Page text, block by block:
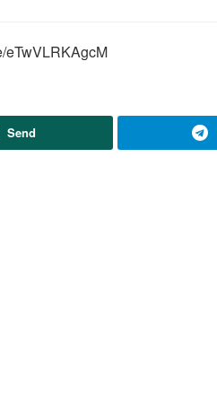
eTwVLRKAgcM
Send